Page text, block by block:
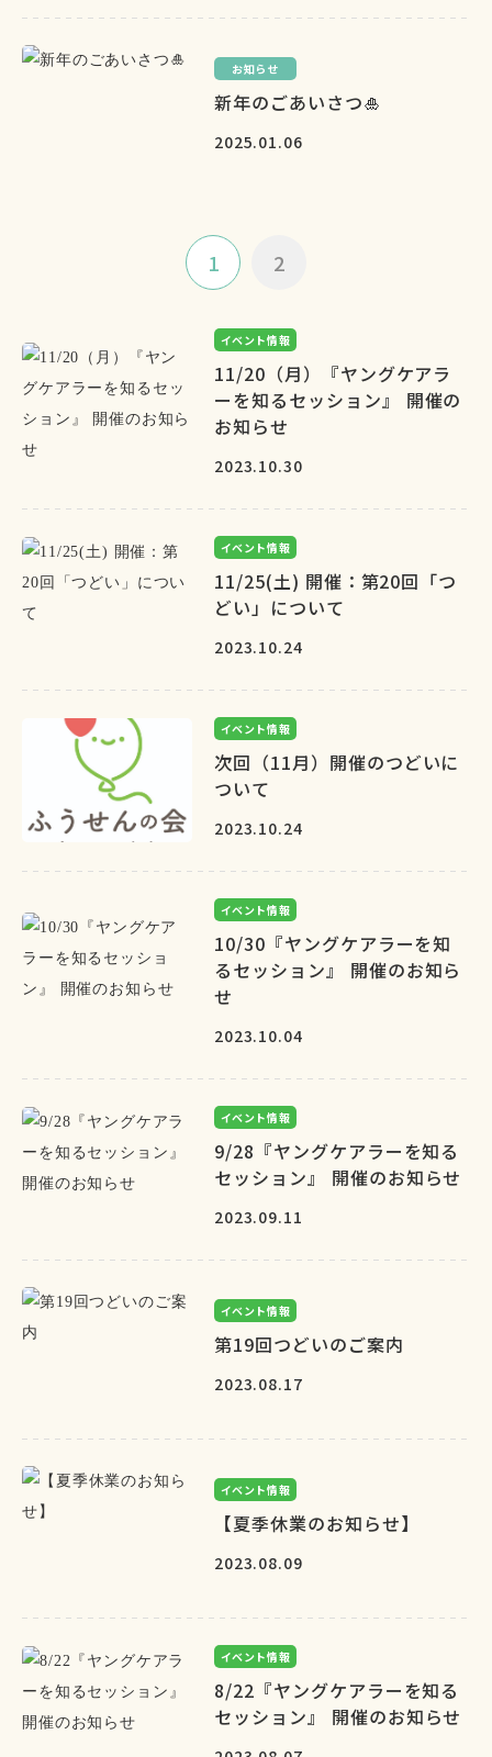
お知らせ
新年のごあいさつ🎍
2025.01.06
1 2
イベント情報
11/20（月）『ヤングケアラ
ーを知るセッション』 開催の
お知らせ
2023.10.30
イベント情報
11/25(土) 開催：第20回「つ
どい」について
2023.10.24
イベント情報
次回（11月）開催のつどいに
ついて
2023.10.24
イベント情報
10/30『ヤングケアラーを知
るセッション』 開催のお知ら
せ
2023.10.04
イベント情報
9/28『ヤングケアラーを知る
セッション』 開催のお知らせ
2023.09.11
イベント情報
第19回つどいのご案内
2023.08.17
イベント情報
【夏季休業のお知らせ】
2023.08.09
イベント情報
8/22『ヤングケアラーを知る
セッション』 開催のお知らせ